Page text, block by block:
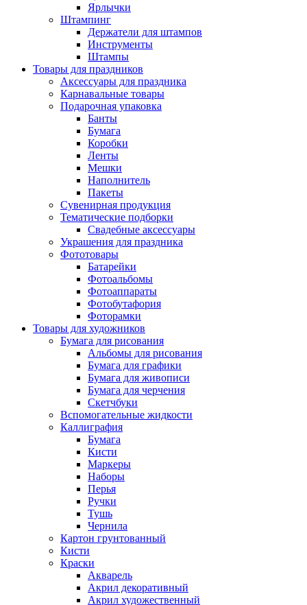
Ярлычки
Штампинг
Держатели для штампов
Инструменты
Штампы
Товары для праздников
Аксессуары для праздника
Карнавальные товары
Подарочная упаковка
Банты
Бумага
Коробки
Ленты
Мешки
Наполнитель
Пакеты
Сувенирная продукция
Тематические подборки
Свадебные аксессуары
Украшения для праздника
Фототовары
Батарейки
Фотоальбомы
Фотоаппараты
Фотобутафория
Фоторамки
Товары для художников
Бумага для рисования
Альбомы для рисования
Бумага для графики
Бумага для живописи
Бумага для черчения
Скетчбуки
Вспомогательные жидкости
Каллиграфия
Бумага
Кисти
Маркеры
Наборы
Перья
Ручки
Тушь
Чернила
Картон грунтованный
Кисти
Краски
Акварель
Акрил декоративный
Акрил художественный